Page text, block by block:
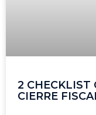
2 CHECKLIST
CIERRE